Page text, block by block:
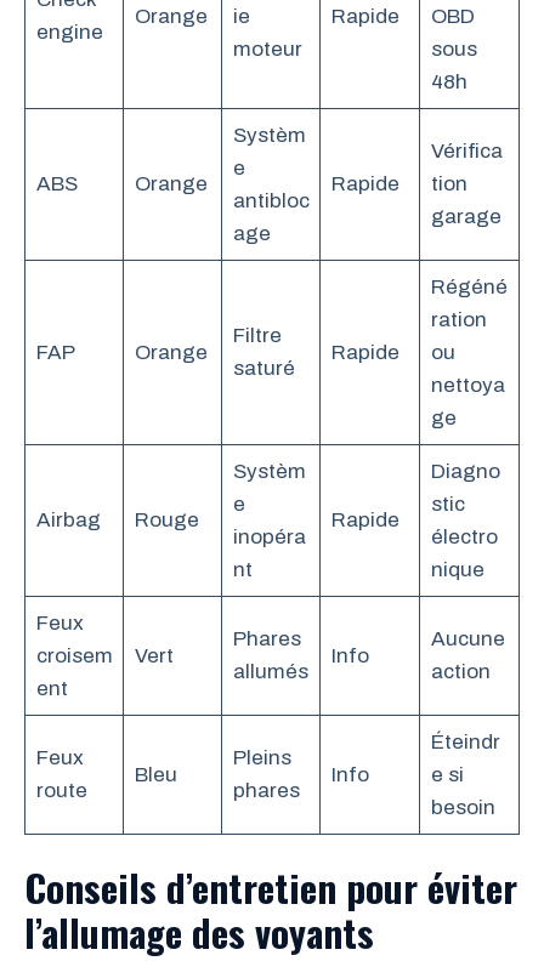
engine
Orange
ie
moteur
Rapide
OBD
sous
48h
ABS Orange
Systèm
e
antibloc
age
Rapide
Vérifica
tion
garage
FAP Orange
Filtre
saturé
Rapide
Régéné
ration
ou
nettoya
ge
Airbag Rouge
Systèm
e
inopéra
nt
Rapide
Diagno
stic
électro
nique
Feux
croisem
ent
Vert
Phares
allumés
Info
Aucune
action
Feux
route
Bleu
Pleins
phares
Info
Éteindr
e si
besoin
Conseils d’entretien pour éviter
l’allumage des voyants